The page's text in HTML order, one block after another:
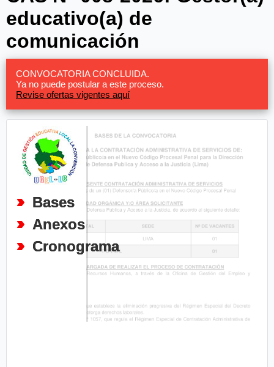
educativo(a) de
comunicación
CONVOCATORIA CONCLUIDA.
Ya no puede postular a este proceso.
Revise ofertas vigentes aquí
Bases
Anexos
Cronograma